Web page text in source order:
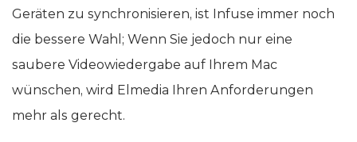
Geräten zu synchronisieren, ist Infuse immer noch
die bessere Wahl; Wenn Sie jedoch nur eine
saubere Videowiedergabe auf Ihrem Mac
wünschen, wird Elmedia Ihren Anforderungen
mehr als gerecht.